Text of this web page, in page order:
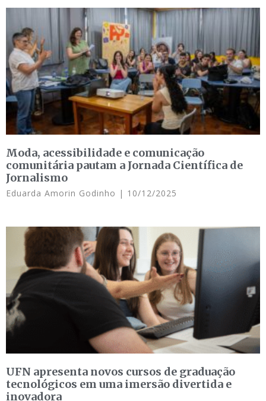
Moda, acessibilidade e comunicação
comunitária pautam a Jornada Científica de
Jornalismo
Eduarda Amorin Godinho 10/12/2025
UFN apresenta novos cursos de graduação
tecnológicos em uma imersão divertida e
inovadora